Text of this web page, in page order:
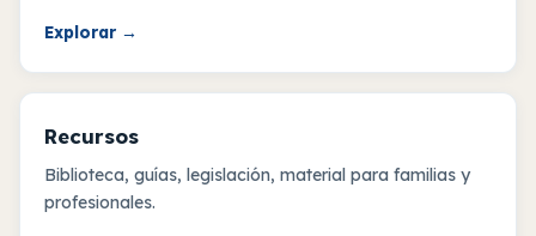
Explorar →
Recursos
Biblioteca, guías, legislación, material para familias y
profesionales.